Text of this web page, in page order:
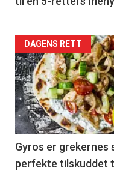
Forsiden
akkurat
nå
-
6
DAGENS RETT
Gyros er grekernes
perfekte tilskuddet